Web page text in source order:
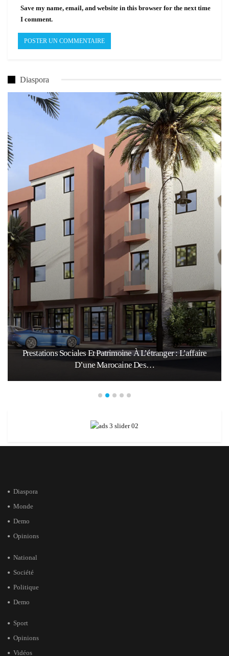
Save my name, email, and website in this browser for the next time
I comment.
Diaspora
Prestations Sociales Et Patrimoine À L’étranger : L’affaire
D’une Marocaine Des…
Diaspora
Monde
Demo
Opinions
National
Société
Politique
Demo
Sport
Opinions
Vidéos